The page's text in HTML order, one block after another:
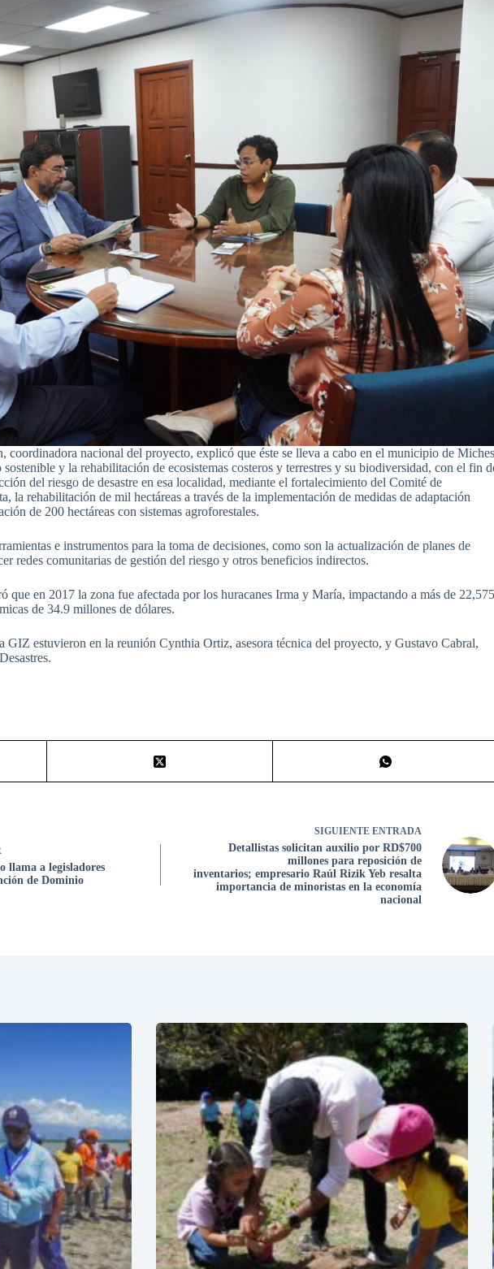
coordinadora nacional del proyecto, explicó que éste se lleva a cabo en el municipio de
y la rehabilitación de ecosistemas costeros y terrestres y su biodiversidad, con el fin
del riesgo de desastre en esa localidad, mediante el fortalecimiento del Comité de
la rehabilitación de mil hectáreas a través de la implementación de medidas de adaptación
de 200 hectáreas con sistemas agroforestales.
e instrumentos para la toma de decisiones, como son la actualización de planes de
redes comunitarias de gestión del riesgo y otros beneficios indirectos.
que en 2017 la zona fue afectada por los huracanes Irma y María, impactando a más de
de 34.9 millones de dólares.
GIZ estuvieron en la reunión Cynthia Ortiz, asesora técnica del proyecto, y Gustavo Cabral,
llama a legisladores
de Dominio
SIGUIENTE ENTRADA
Detallistas solicitan auxilio por RD$700
millones para reposición de
inventarios; empresario Raúl Rizik Yeb resalta
importancia de minoristas en la economía
nacional